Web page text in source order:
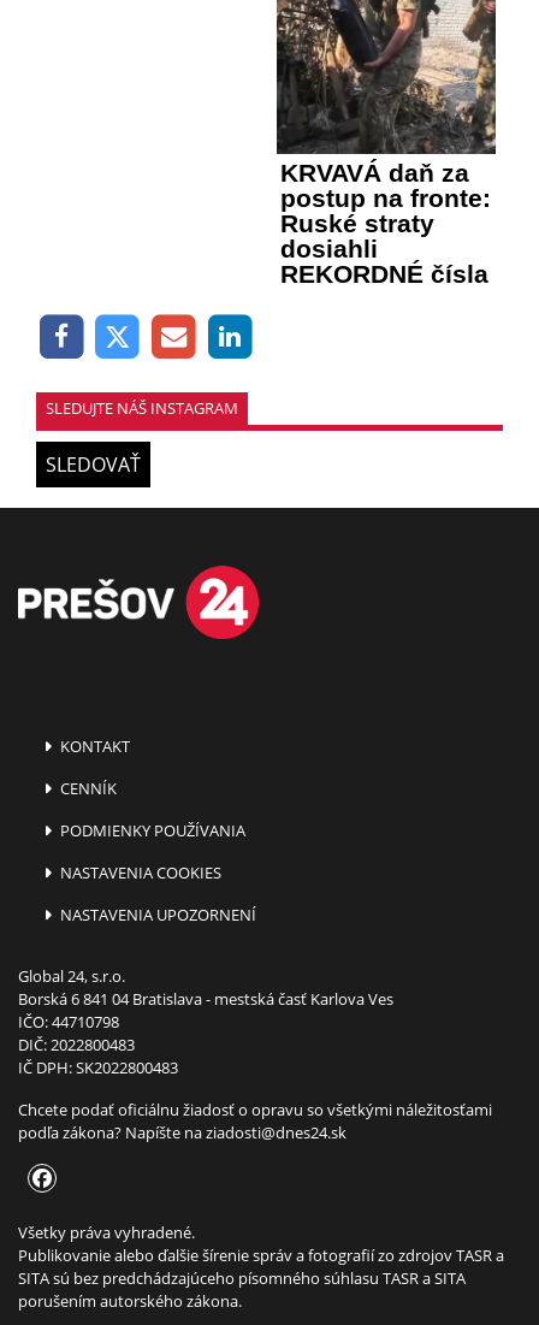
KRVAVÁ daň za
postup na fronte:
Ruské straty
dosiahli
REKORDNÉ čísla
SLEDUJTE NÁŠ INSTAGRAM
SLEDOVAŤ
KONTAKT
CENNÍK
PODMIENKY POUŽÍVANIA
NASTAVENIA COOKIES
NASTAVENIA UPOZORNENÍ
Global 24, s.r.o.
Borská 6 841 04 Bratislava - mestská časť Karlova Ves
IČO: 44710798
DIČ: 2022800483
IČ DPH: SK2022800483
Chcete podať oficiálnu žiadosť o opravu so všetkými náležitosťami
podľa zákona? Napíšte naziadosti@dnes24.sk
Všetky práva vyhradené.
Publikovanie alebo ďalšie šírenie správ a fotografií zo zdrojov TASR a
SITA sú bez predchádzajúceho písomného súhlasu TASR a SITA
porušením autorského zákona.